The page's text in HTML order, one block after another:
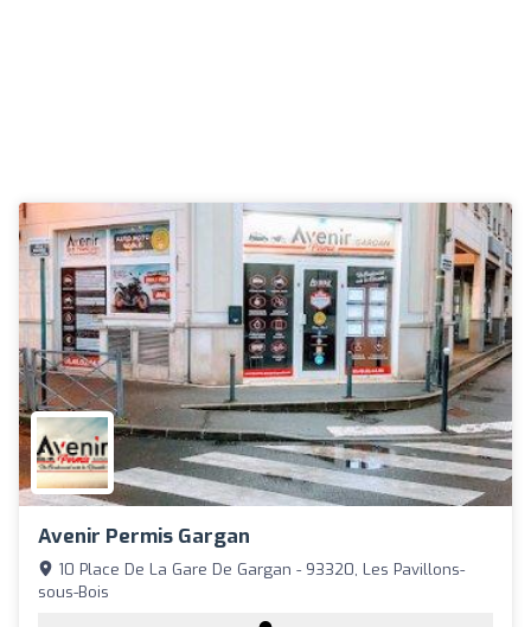
Avenir Permis Gargan
10 Place De La Gare De Gargan - 93320, Les Pavillons-
sous-Bois